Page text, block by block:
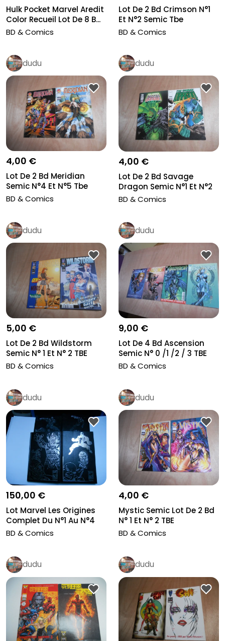
Hulk Pocket Marvel Aredit
Color Recueil Lot De 8 B...
BD & Comics
Lot De 2 Bd Crimson N°1
Et N°2 Semic Tbe
BD & Comics
dudu
4,00 €
Lot De 2 Bd Meridian
Semic N°4 Et N°5 Tbe
BD & Comics
dudu
4,00 €
Lot De 2 Bd Savage
Dragon Semic N°1 Et N°2
TBE
BD & Comics
dudu
5,00 €
Lot De 2 Bd Wildstorm
Semic N° 1 Et N° 2 TBE
BD & Comics
dudu
9,00 €
Lot De 4 Bd Ascension
Semic N° 0 /1 /2 / 3 TBE
BD & Comics
dudu
150,00 €
Lot Marvel Les Origines
Complet Du N°1 Au N°4
Marv...
BD & Comics
dudu
4,00 €
Mystic Semic Lot De 2 Bd
N° 1 Et N° 2 TBE
BD & Comics
dudu dudu